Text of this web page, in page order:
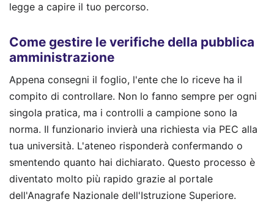
legge a capire il tuo percorso.
Come gestire le verifiche della pubblica
amministrazione
Appena consegni il foglio, l'ente che lo riceve ha il
compito di controllare. Non lo fanno sempre per ogni
singola pratica, ma i controlli a campione sono la
norma. Il funzionario invierà una richiesta via PEC alla
tua università. L'ateneo risponderà confermando o
smentendo quanto hai dichiarato. Questo processo è
diventato molto più rapido grazie al portale
dell'Anagrafe Nazionale dell'Istruzione Superiore.